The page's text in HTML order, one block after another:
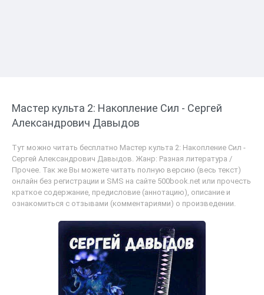
Мастер культа 2: Накопление Сил - Сергей
Александрович Давыдов
Тут можно читать бесплатно Мастер культа 2: Накопление Сил -
Сергей Александрович Давыдов. Жанр: Разная литература /
Прочее. Так же Вы можете читать полную версию (весь текст)
онлайн без регистрации и SMS на сайте 500book.net или прочесть
краткое содержание, предисловие (аннотацию), описание и
ознакомиться с отзывами (комментариями) о произведении.